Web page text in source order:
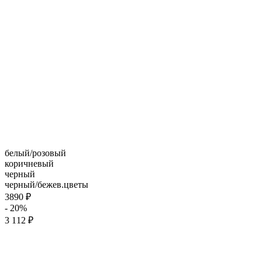
белый/розовый
коричневый
черный
черный/бежев.цветы
3890 ₽
- 20%
3 112 ₽